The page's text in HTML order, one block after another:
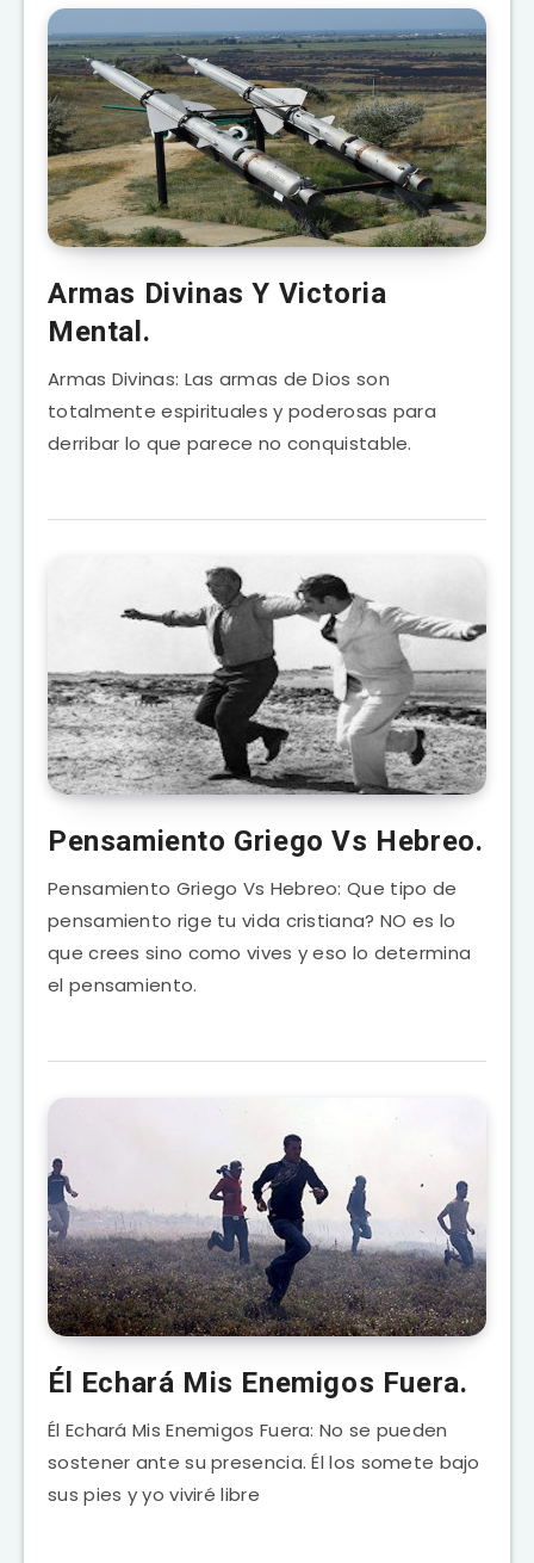
Armas Divinas Y Victoria
Mental.
Armas Divinas: Las armas de Dios son
totalmente espirituales y poderosas para
derribar lo que parece no conquistable.
Pensamiento Griego Vs Hebreo.
Pensamiento Griego Vs Hebreo: Que tipo de
pensamiento rige tu vida cristiana? NO es lo
que crees sino como vives y eso lo determina
el pensamiento.
Él Echará Mis Enemigos Fuera.
Él Echará Mis Enemigos Fuera: No se pueden
sostener ante su presencia. Él los somete bajo
sus pies y yo viviré libre